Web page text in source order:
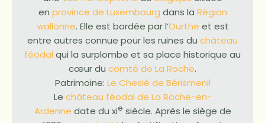
en province de Luxembourg dans la Région
wallonne. Elle est bordée par l’Ourthe et est
entre autres connue pour les ruines du château
féodal qui la surplombe et sa place historique au
cœur du comté de La Roche.
Patrimoine: Le Cheslé de Bérismenil
Le château féodal de La Roche-en-
Ardenne date du xie siècle. Après le siège de